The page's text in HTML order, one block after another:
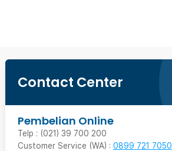
Contact Center
Pembelian Online
Telp : (021) 39 700 200
Customer Service (WA) : 0899 721 7050